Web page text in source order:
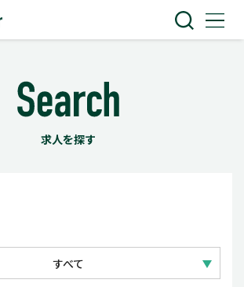
求人を探す
すべて